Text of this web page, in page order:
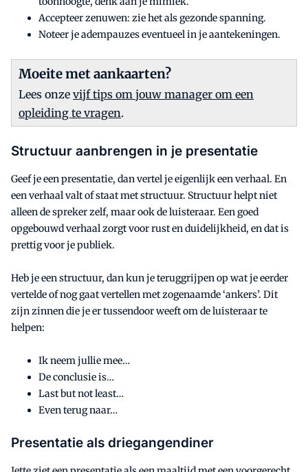
Accepteer zenuwen: zie het als gezonde spanning.
Noteer je adempauzes eventueel in je aantekeningen.
Moeite met aankaarten?
Lees onze vijf tips om jouw manager om een
opleiding te vragen.
Structuur aanbrengen in je presentatie
Geef je een presentatie, dan vertel je eigenlijk een verhaal. En
een verhaal valt of staat met structuur. Structuur helpt niet
alleen de spreker zelf, maar ook de luisteraar. Een goed
opgebouwd verhaal zorgt voor rust en duidelijkheid, en dat is
prettig voor je publiek.
Heb je een structuur, dan kun je teruggrijpen op wat je eerder
vertelde of nog gaat vertellen met zogenaamde ‘ankers’. Dit
zijn zinnen die je er tussendoor weeft om de luisteraar te
helpen:
Ik neem jullie mee…
De conclusie is…
Last but not least…
Even terug naar…
Presentatie als driegangendiner